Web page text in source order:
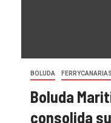
BOLUDA FERRYCANARIAS
Boluda
consolida